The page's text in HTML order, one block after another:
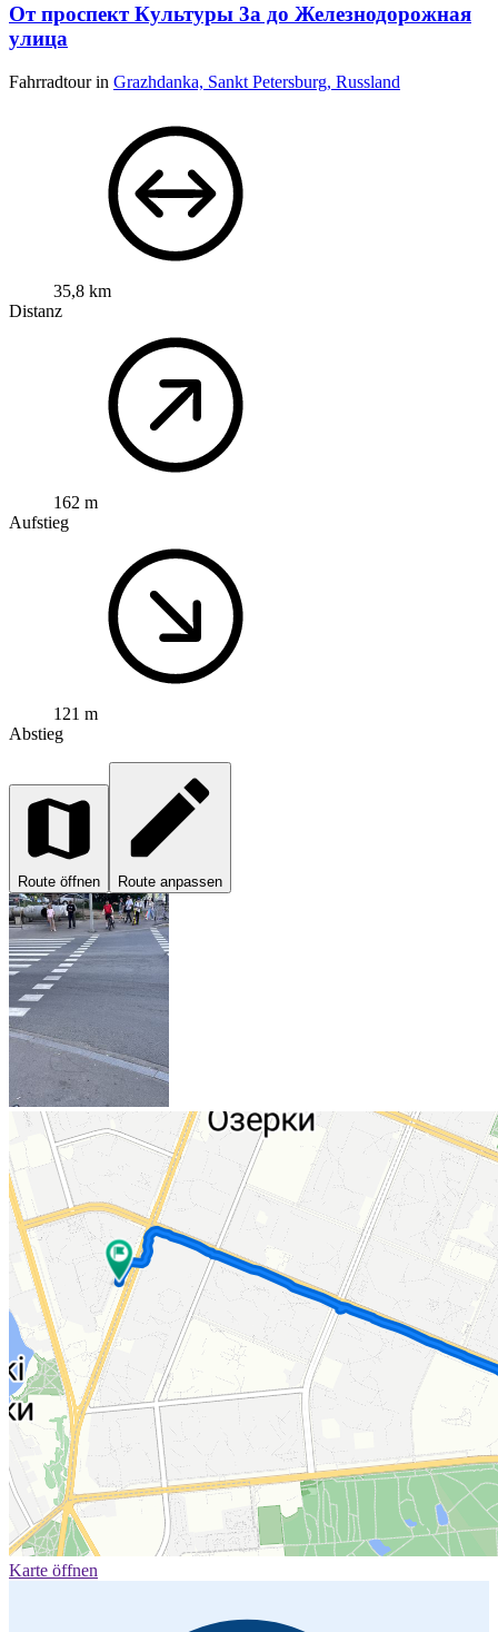
От проспект Культуры 3а до Железнодорожная
улица
Fahrradtour in Grazhdanka, Sankt Petersburg, Russland
35,8 km
Distanz
162 m
Aufstieg
121 m
Abstieg
Route öffnen Route anpassen
Karte öffnen